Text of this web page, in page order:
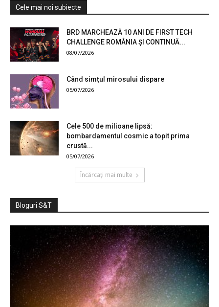
Cele mai noi subiecte
BRD MARCHEAZĂ 10 ANI DE FIRST TECH
CHALLENGE ROMÂNIA ȘI CONTINUĂ...
08/07/2026
Când simțul mirosului dispare
05/07/2026
Cele 500 de milioane lipsă:
bombardamentul cosmic a topit prima
crustă...
05/07/2026
Încărcați mai multe
Bloguri S&T